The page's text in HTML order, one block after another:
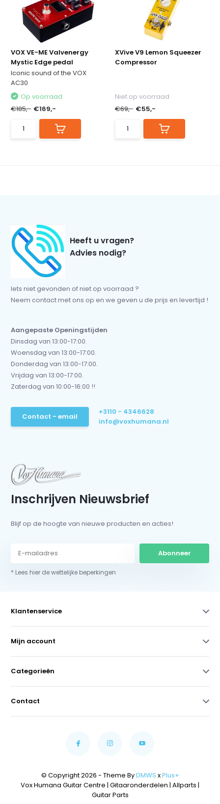
VOX VE-ME Valvenergy
Mystic Edge pedal
Iconic sound of the VOX
AC30
Op voorraad
€185,- €169,-
XVive V9 Lemon Squeezer
Compressor
Niet op voorraad
€69,- €55,-
Heeft u vragen?
Advies nodig?
Iets niet gevonden of niet op voorraad ?
Neem contact met ons op en we geven u de prijs en levertijd !
Aangepaste Openingstijden
Dinsdag van 13:00-17:00.
Woensdag van 13:00-17:00.
Donderdag van 13:00-17:00.
Vrijdag van 13:00-17:00.
Zaterdag van 10:00-16:00 !!
Contact - email
+3110 - 4346628
info@voxhumana.nl
Inschrijven Nieuwsbrief
Blijf op de hoogte van nieuwe producten en acties!
Abonneer
* Lees hier de wettelijke beperkingen
Klantenservice
Mijn account
Categorieën
Contact
© Copyright 2026 - Theme ByDMWS xPlus+
Vox Humana Guitar Centre | Gitaaronderdelen | Allparts |
Guitar Parts